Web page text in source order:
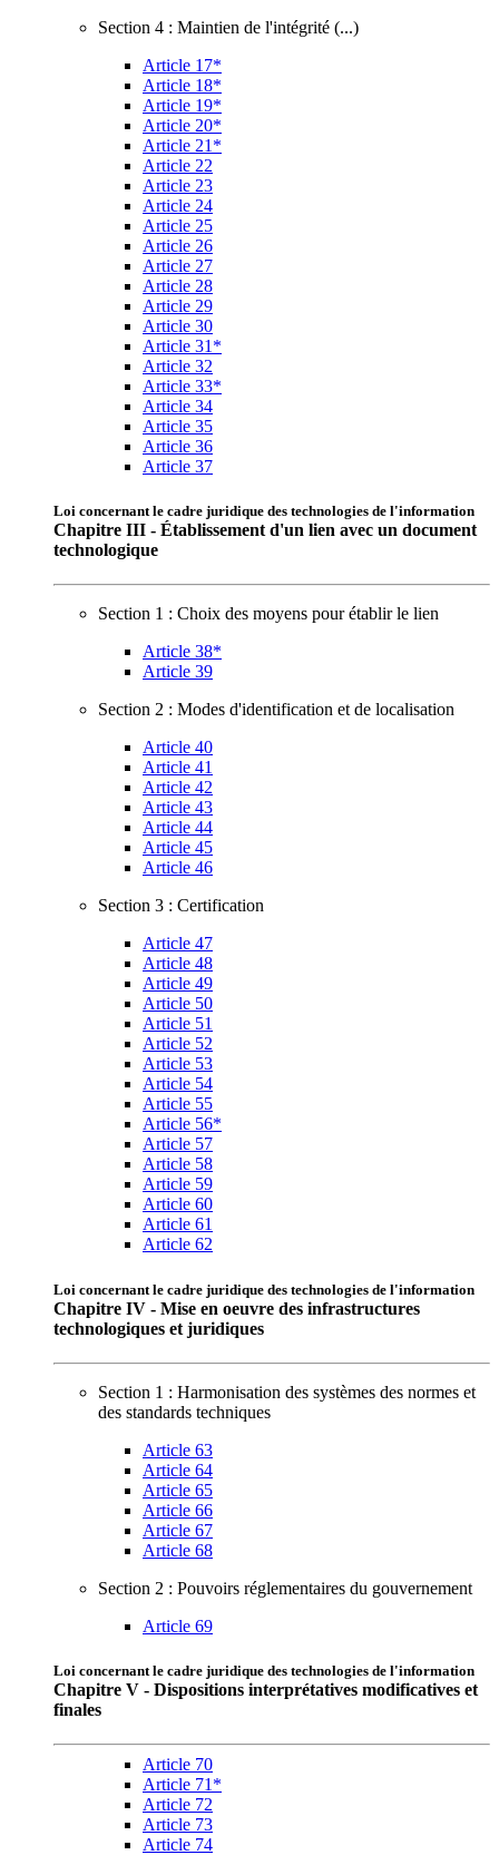
Section 4 : Maintien de l'intégrité (...)
Article 17*
Article 18*
Article 19*
Article 20*
Article 21*
Article 22
Article 23
Article 24
Article 25
Article 26
Article 27
Article 28
Article 29
Article 30
Article 31*
Article 32
Article 33*
Article 34
Article 35
Article 36
Article 37
Loi concernant le cadre juridique des technologies de l'information
Chapitre III - Établissement d'un lien avec un document
technologique
Section 1 : Choix des moyens pour établir le lien
Article 38*
Article 39
Section 2 : Modes d'identification et de localisation
Article 40
Article 41
Article 42
Article 43
Article 44
Article 45
Article 46
Section 3 : Certification
Article 47
Article 48
Article 49
Article 50
Article 51
Article 52
Article 53
Article 54
Article 55
Article 56*
Article 57
Article 58
Article 59
Article 60
Article 61
Article 62
Loi concernant le cadre juridique des technologies de l'information
Chapitre IV - Mise en oeuvre des infrastructures
technologiques et juridiques
Section 1 : Harmonisation des systèmes des normes et
des standards techniques
Article 63
Article 64
Article 65
Article 66
Article 67
Article 68
Section 2 : Pouvoirs réglementaires du gouvernement
Article 69
Loi concernant le cadre juridique des technologies de l'information
Chapitre V - Dispositions interprétatives modificatives et
finales
Article 70
Article 71*
Article 72
Article 73
Article 74